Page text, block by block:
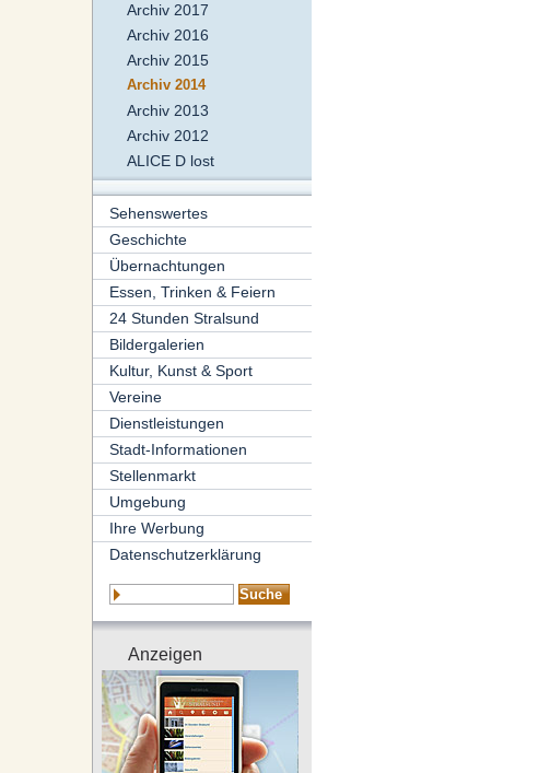
Archiv 2017
Archiv 2016
Archiv 2015
Archiv 2014
Archiv 2013
Archiv 2012
ALICE D lost
Sehenswertes
Geschichte
Übernachtungen
Essen, Trinken & Feiern
24 Stunden Stralsund
Bildergalerien
Kultur, Kunst & Sport
Vereine
Dienstleistungen
Stadt-Informationen
Stellenmarkt
Umgebung
Ihre Werbung
Datenschutzerklärung
Anzeigen